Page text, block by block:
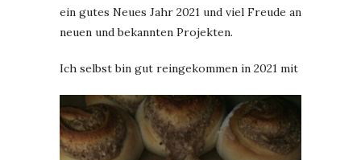
ein gutes Neues Jahr 2021 und viel Freude an
neuen und bekannten Projekten.
Ich selbst bin gut reingekommen in 2021 mit